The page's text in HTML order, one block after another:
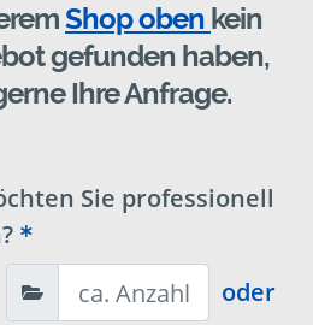
Shop oben kein
gefunden haben,
Ihre Anfrage.
Sie professionell
oder